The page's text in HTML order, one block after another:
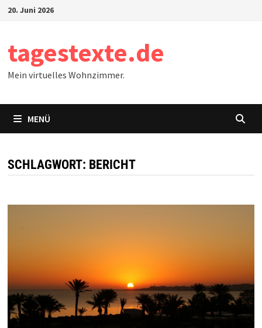
Zum20. Juni 2026
tagestexte.de
Mein virtuelles Wohnzimmer.
MENÜ
SCHLAGWORT: BERICHT